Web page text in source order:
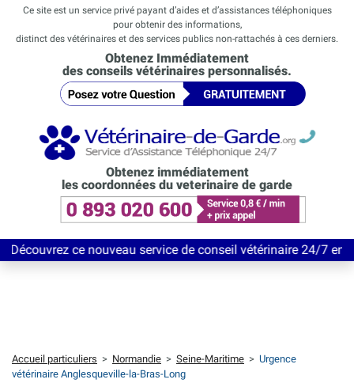
Ce site est un service privé payant d’aides et d’assistances téléphoniques
pour obtenir des informations,
distinct des vétérinaires et des services publics non-rattachés à ces derniers.
Obtenez Immédiatement
des conseils vétérinaires personnalisés.
Obtenez immédiatement
les coordonnées du veterinaire de garde
ce nouveau service de conseil vétérinaire 24/7 entièrement
Accueil particuliers > Normandie > Seine-Maritime > Urgence
vétérinaire Anglesqueville-la-Bras-Long